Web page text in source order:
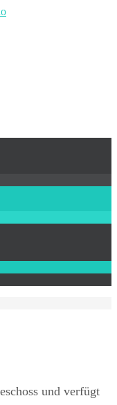
und verfügt